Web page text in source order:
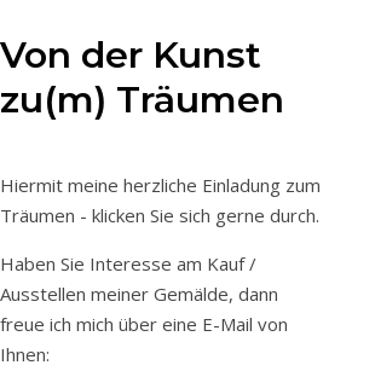
Von der Kunst
zu(m) Träumen
Hiermit meine herzliche Einladung zum
Träumen - klicken Sie sich gerne durch.
Haben Sie Interesse am Kauf /
Ausstellen meiner Gemälde, dann
freue ich mich über eine E-Mail von
Ihnen: